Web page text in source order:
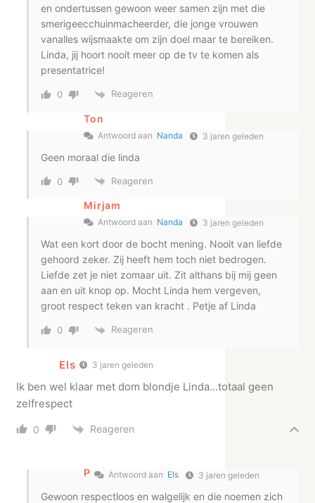
en ondertussen gewoon weer samen zijn met die
smerigeecchuinmacheerder, die jonge vrouwen
vanalles wijsmaakte om zijn doel maar te bereiken.
Linda, jij hoort nooit meer op de tv te komen als
presentatrice!
0 Reageren
Ton
Antwoord aan Nanda 3 jaren geleden
Geen moraal die linda
0 Reageren
Mirjam
Antwoord aan Nanda 3 jaren geleden
Wat een kort door de bocht mening. Nooit van liefde
gehoord zeker. Zij heeft hem toch niet bedrogen.
Liefde zet je niet zomaar uit. Zit althans bij mij geen
aan en uit knop op. Mocht Linda hem vergeven,
groot respect teken van kracht . Petje af Linda
0 Reageren
Els 3 jaren geleden
Ik ben wel klaar met dom blondje Linda…totaal geen
zelfrespect
0 Reageren
P Antwoord aan Els 3 jaren geleden
Gewoon respectloos en walgelijk en die noemen zich